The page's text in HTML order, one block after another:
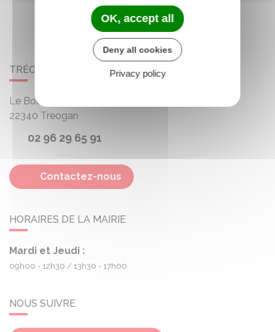
TRÉOGAN
Le Bourg
22340 Treogan
02 96 29 65 91
Contactez-nous
HORAIRES DE LA MAIRIE
Mardi et Jeudi :
09h00 - 12h30 13h30 - 17h00
NOUS SUIVRE
OK, accept all
Deny all cookies
Privacy policy